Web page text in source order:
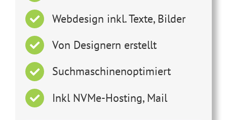
Webdesign inkl. Texte, Bilder
Von Designern erstellt
Suchmaschinenoptimiert
Inkl NVMe-Hosting, Mail